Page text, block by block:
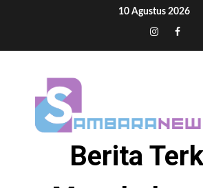
10 Agustus 2026
Tiktok
Instagram
Berita